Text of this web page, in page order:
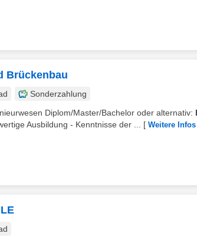
Brückenbau
Sonderzahlung
Diplom/Master/Bachelor oder alternativ:
Ausbildung - Kenntnisse der ...
[ Weitere Infos